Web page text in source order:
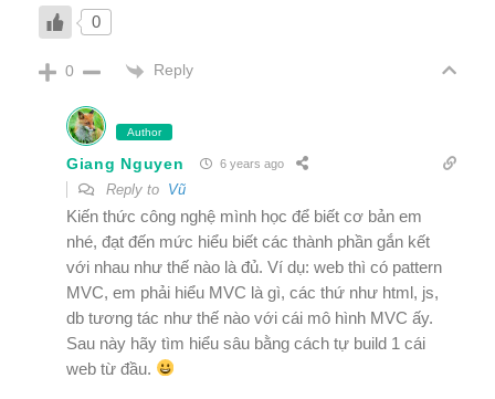
0
0 Reply
Author
Giang Nguyen 6 years ago
Reply to Vũ
Kiến thức công nghệ mình học để biết cơ bản em
nhé, đạt đến mức hiểu biết các thành phần gắn kết
với nhau như thế nào là đủ. Ví dụ: web thì có pattern
MVC, em phải hiểu MVC là gì, các thứ như html, js,
db tương tác như thế nào với cái mô hình MVC ấy.
Sau này hãy tìm hiểu sâu bằng cách tự build 1 cái
web từ đầu.